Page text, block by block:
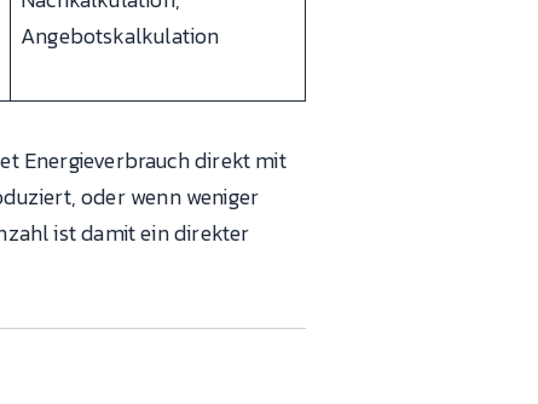
Angebotskalkulation
Energieverbrauch direkt mit
oder wenn weniger
ist damit ein direkter